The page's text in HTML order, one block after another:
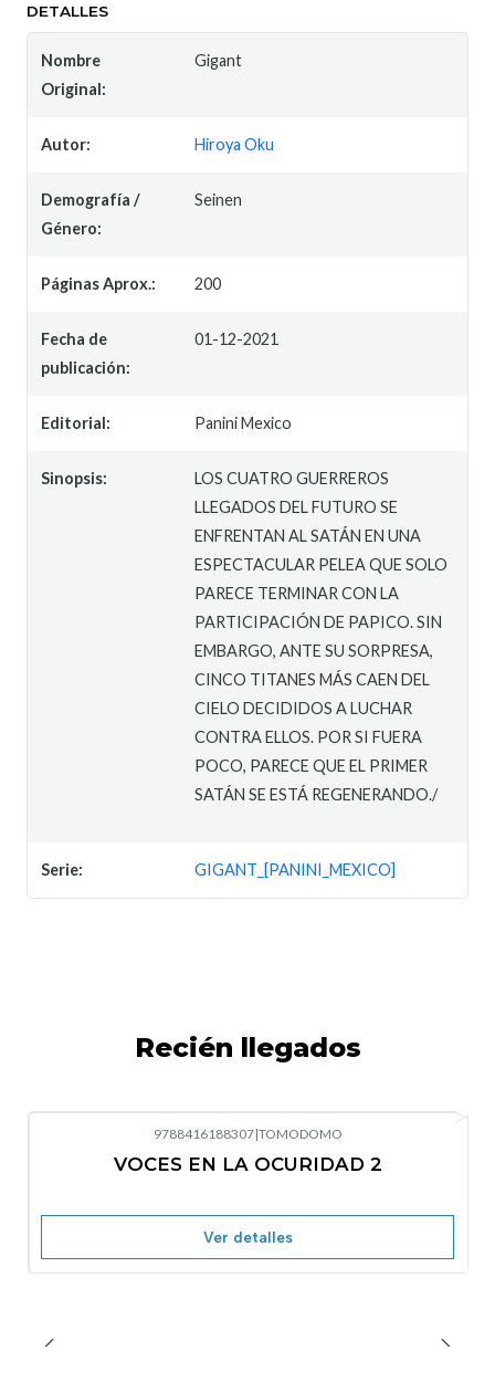
DETALLES
Nombre
Original:
Gigant
Autor: Hiroya Oku
Demografía /
Género:
Seinen
Páginas Aprox.: 200
Fecha de
publicación:
01-12-2021
Editorial: Panini Mexico
Sinopsis:
LOS CUATRO GUERREROS
LLEGADOS DEL FUTURO SE
ENFRENTAN AL SATÁN EN UNA
ESPECTACULAR PELEA QUE SOLO
PARECE TERMINAR CON LA
PARTICIPACIÓN DE PAPICO. SIN
EMBARGO, ANTE SU SORPRESA,
CINCO TITANES MÁS CAEN DEL
CIELO DECIDIDOS A LUCHAR
CONTRA ELLOS. POR SI FUERA
POCO, PARECE QUE EL PRIMER
SATÁN SE ESTÁ REGENERANDO./
Serie: GIGANT_[PANINI_MEXICO]
Recién llegados
9788416188307|TOMODOMO
VOCES EN LA OCURIDAD 2
Ver detalles